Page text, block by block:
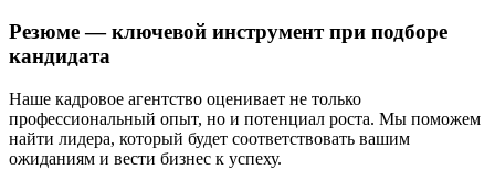
Резюме — ключевой инструмент при подборе
кандидата
Наше кадровое агентство оценивает не только
профессиональный опыт, но и потенциал роста. Мы поможем
найти лидера, который будет соответствовать вашим
ожиданиям и вести бизнес к успеху.